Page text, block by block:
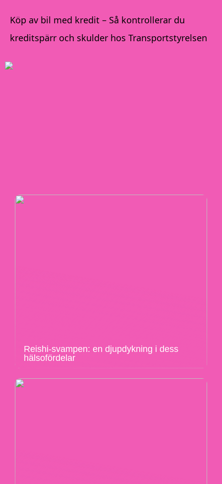
Köp av bil med kredit – Så kontrollerar du
kreditspärr och skulder hos Transportstyrelsen
Reishi-svampen: en djupdykning i dess
hälsofördelar